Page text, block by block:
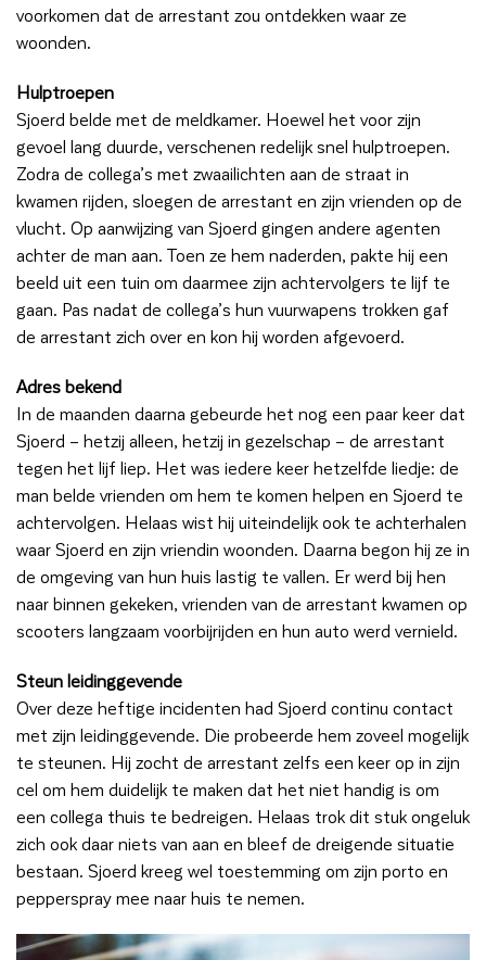
voorkomen dat de arrestant zou ontdekken waar ze
woonden.
Hulptroepen
Sjoerd belde met de meldkamer. Hoewel het voor zijn
gevoel lang duurde, verschenen redelijk snel hulptroepen.
Zodra de collega’s met zwaailichten aan de straat in
kwamen rijden, sloegen de arrestant en zijn vrienden op de
vlucht. Op aanwijzing van Sjoerd gingen andere agenten
achter de man aan. Toen ze hem naderden, pakte hij een
beeld uit een tuin om daarmee zijn achtervolgers te lijf te
gaan. Pas nadat de collega’s hun vuurwapens trokken gaf
de arrestant zich over en kon hij worden afgevoerd.
Adres bekend
In de maanden daarna gebeurde het nog een paar keer dat
Sjoerd – hetzij alleen, hetzij in gezelschap – de arrestant
tegen het lijf liep. Het was iedere keer hetzelfde liedje: de
man belde vrienden om hem te komen helpen en Sjoerd te
achtervolgen. Helaas wist hij uiteindelijk ook te achterhalen
waar Sjoerd en zijn vriendin woonden. Daarna begon hij ze in
de omgeving van hun huis lastig te vallen. Er werd bij hen
naar binnen gekeken, vrienden van de arrestant kwamen op
scooters langzaam voorbijrijden en hun auto werd vernield.
Steun leidinggevende
Over deze heftige incidenten had Sjoerd continu contact
met zijn leidinggevende. Die probeerde hem zoveel mogelijk
te steunen. Hij zocht de arrestant zelfs een keer op in zijn
cel om hem duidelijk te maken dat het niet handig is om
een collega thuis te bedreigen. Helaas trok dit stuk ongeluk
zich ook daar niets van aan en bleef de dreigende situatie
bestaan. Sjoerd kreeg wel toestemming om zijn porto en
pepperspray mee naar huis te nemen.